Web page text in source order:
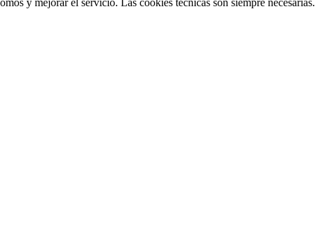
y mejorar el servicio. Las cookies técnicas son siempre necesarias.